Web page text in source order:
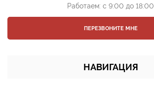
Работаем: с 9:00 до 18:00
ПЕРЕЗВОНИТЕ МНЕ
НАВИГАЦИЯ